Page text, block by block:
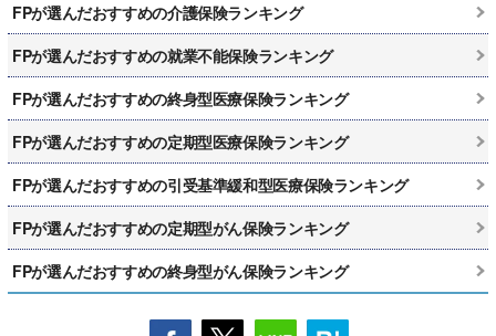
FPが選んだおすすめの介護保険ランキング
FPが選んだおすすめの就業不能保険ランキング
FPが選んだおすすめの終身型医療保険ランキング
FPが選んだおすすめの定期型医療保険ランキング
FPが選んだおすすめの引受基準緩和型医療保険ランキング
FPが選んだおすすめの定期型がん保険ランキング
FPが選んだおすすめの終身型がん保険ランキング